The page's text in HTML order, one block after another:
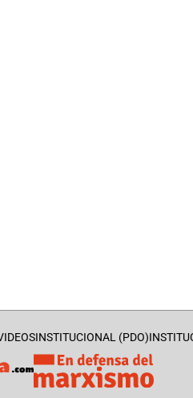
INSTITUCIONAL (PDO)